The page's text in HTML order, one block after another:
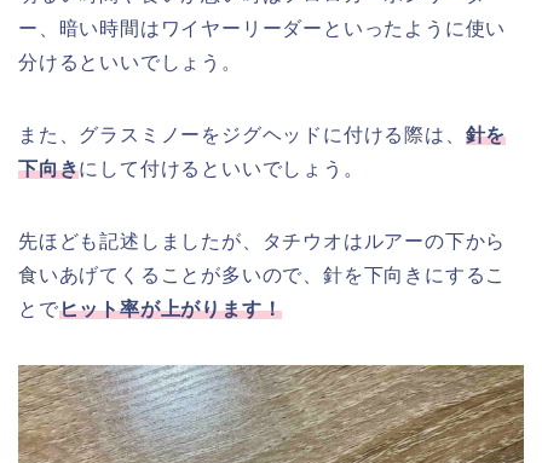
ー、暗い時間はワイヤーリーダーといったように使い
分けるといいでしょう。
また、グラスミノーをジグヘッドに付ける際は、 針を
下向きにして付けるといいでしょう。
先ほども記述しましたが、タチウオはルアーの下から
食いあげてくることが多いので、針を下向きにするこ
とでヒット率が上がります！